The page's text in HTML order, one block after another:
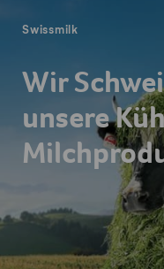
Swissmilk
Wir
unsere